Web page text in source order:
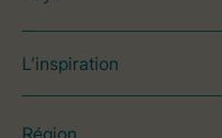
L’inspiration
Région